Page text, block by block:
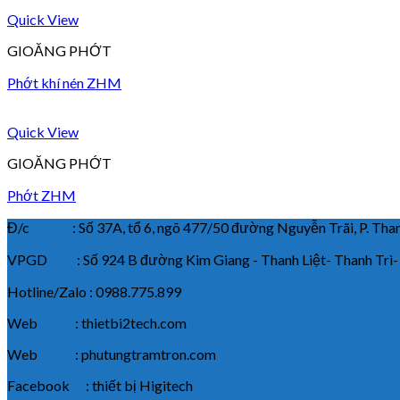
Quick View
GIOĂNG PHỚT
Phớt khí nén ZHM
Quick View
GIOĂNG PHỚT
Phớt ZHM
Đ/c : Số 37A, tổ 6, ngõ 477/50 đường Nguyễn Trãi, P. Thanh
VPGD : Số 924 B đường Kim Giang - Thanh Liệt- Thanh
Hotline/Zalo : 0988.775.899
Web : thietbi2tech.com
Web : phutungtramtron.com
Facebook : thiết bị Higitech